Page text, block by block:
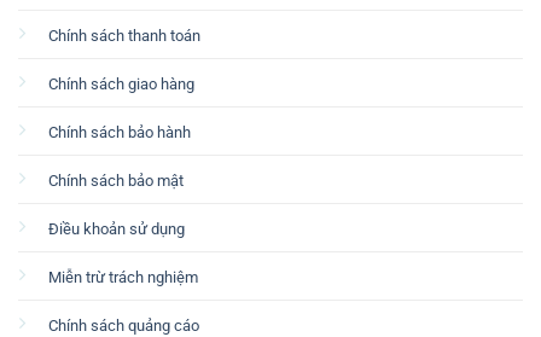
Chính sách thanh toán
Chính sách giao hàng
Chính sách bảo hành
Chính sách bảo mật
Điều khoản sử dụng
Miễn trừ trách nghiệm
Chính sách quảng cáo